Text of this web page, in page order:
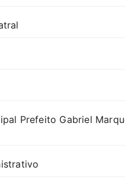
Prefeito Gabriel